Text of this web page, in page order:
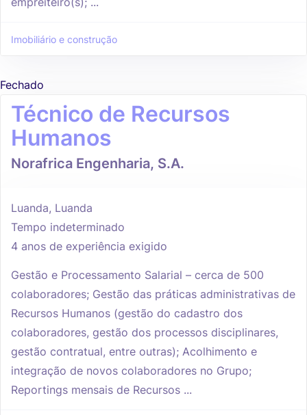
Imobiliário e construção
Fechado
Técnico de Recursos
Humanos
Norafrica Engenharia, S.A.
Luanda, Luanda
Tempo indeterminado
4 anos de experiência exigido
Gestão e Processamento Salarial – cerca de 500
colaboradores; Gestão das práticas administrativas de
Recursos Humanos (gestão do cadastro dos
colaboradores, gestão dos processos disciplinares,
gestão contratual, entre outras); Acolhimento e
integração de novos colaboradores no Grupo;
Reportings mensais de Recursos ...